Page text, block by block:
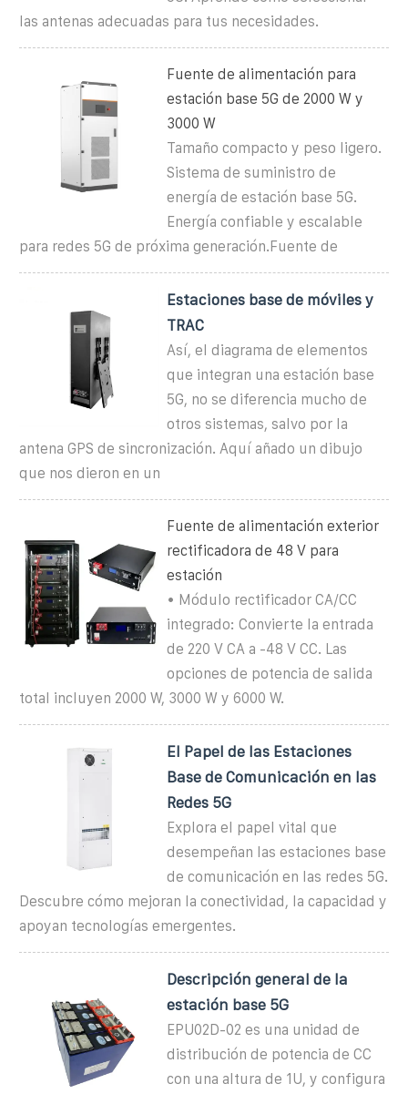
las antenas adecuadas para tus necesidades.
Fuente de alimentación para
estación base 5G de 2000 W y
3000 W
Tamaño compacto y peso ligero.
Sistema de suministro de
energía de estación base 5G.
Energía confiable y escalable
para redes 5G de próxima generación.Fuente de
Estaciones base de móviles y
TRAC
Así, el diagrama de elementos
que integran una estación base
5G, no se diferencia mucho de
otros sistemas, salvo por la
antena GPS de sincronización. Aquí añado un dibujo
que nos dieron en un
Fuente de alimentación exterior
rectificadora de 48 V para
estación
• Módulo rectificador CA/CC
integrado: Convierte la entrada
de 220 V CA a -48 V CC. Las
opciones de potencia de salida
total incluyen 2000 W, 3000 W y 6000 W.
El Papel de las Estaciones
Base de Comunicación en las
Redes 5G
Explora el papel vital que
desempeñan las estaciones base
de comunicación en las redes 5G.
Descubre cómo mejoran la conectividad, la capacidad y
apoyan tecnologías emergentes.
Descripción general de la
estación base 5G
EPU02D-02 es una unidad de
distribución de potencia de CC
con una altura de 1U, y configura